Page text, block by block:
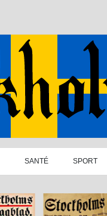
SANTÉ SPORT